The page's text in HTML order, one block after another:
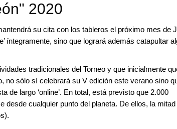
2020
su cita con los tableros el próximo mes de
íntegramente, sino que logrará además catapultar
tradicionales del Torneo y que inicialmente
no sólo sí celebrará su V edición este verano sino
de largo ‘online’. En total, está previsto que 2.000
desde cualquier punto del planeta. De ellos, la